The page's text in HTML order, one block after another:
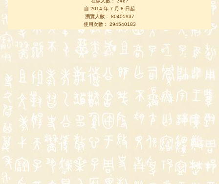
自 2014 年 7 月 8 日起
瀏覽人數： 80405937
使用次數： 294540183